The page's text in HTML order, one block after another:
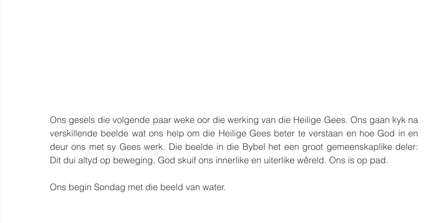
Ons gesels die volgende paar weke oor die werking van die Heilige Gees. Ons gaan kyk na
verskillende beelde wat ons help om die Heilige Gees beter te verstaan en hoe God in en
deur ons met sy Gees werk. Die beelde in die Bybel het een groot gemeenskaplike deler:
Dit dui altyd op beweging. God skuif ons innerlike en uiterlike wêreld. Ons is op pad.
Ons begin Sondag met die beeld van water.